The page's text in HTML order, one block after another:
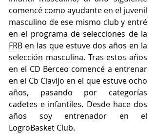
comencé como ayudante en el juvenil
masculino de ese mismo club y entré
en el programa de selecciones de la
FRB en las que estuve dos años en la
selección masculina. Tras estos años
en el CD Berceo comencé a entrenar
en el Cb Clavijo en el que estuve ocho
años, pasando por categorías
cadetes e infantiles. Desde hace dos
años soy entrenador en el
LogroBasket Club.